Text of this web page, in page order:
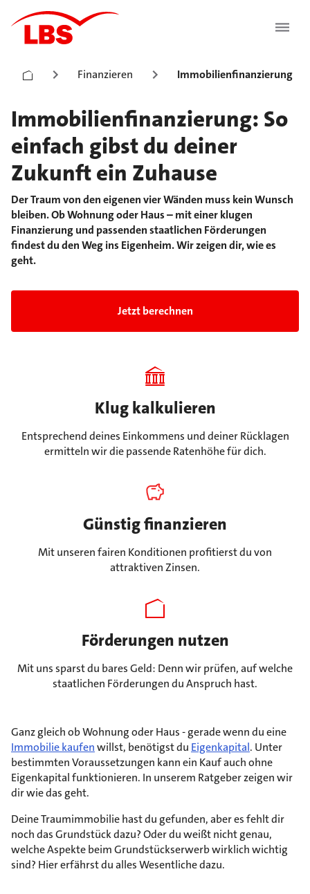
Finanzieren Immobilienfinanzierung
Immobilienfinanzierung: So
einfach gibst du deiner
Zukunft ein Zuhause
Der Traum von den eigenen vier Wänden muss kein Wunsch
bleiben. Ob Wohnung oder Haus – mit einer klugen
Finanzierung und passenden staatlichen Förderungen
findest du den Weg ins Eigenheim. Wir zeigen dir, wie es
geht.
Jetzt berechnen
Klug kalkulieren
Entsprechend deines Einkommens und deiner Rücklagen
ermitteln wir die passende Ratenhöhe für dich.
Günstig finanzieren
Mit unseren fairen Konditionen profitierst du von
attraktiven Zinsen.
Förderungen nutzen
Mit uns sparst du bares Geld: Denn wir prüfen, auf welche
staatlichen Förderungen du Anspruch hast.
Ganz gleich ob Wohnung oder Haus - gerade wenn du eine
Immobilie kaufenwillst, benötigst du Eigenkapital. Unter
bestimmten Voraussetzungen kann ein Kauf auch ohne
Eigenkapital funktionieren. In unserem Ratgeber zeigen wir
dir wie das geht.
Deine Traumimmobilie hast du gefunden, aber es fehlt dir
noch das Grundstück dazu? Oder du weißt nicht genau,
welche Aspekte beim Grundstückserwerb wirklich wichtig
sind? Hier erfährst du alles Wesentliche dazu.